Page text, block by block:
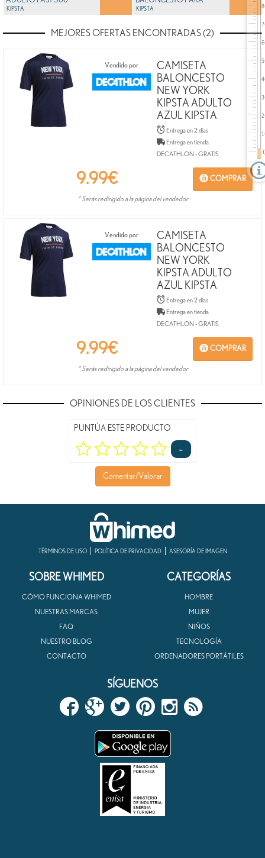
AZUL/BLANCO/ROJO
KIPSTA
ADULTO STRONG 300 II
KIPSTA
MEJORES OFERTAS ENCONTRADAS (2)
Vendido por
CAMISETA
BALONCESTO
NEW YORK
KIPSTA ADULTO
AZUL KIPSTA
Entrega en 2 días
Entrega en tienda
DECATHLON - GRATIS
COMPRAR
9.99€
* Serás redirigido a la página del vendedor
Vendido por
CAMISETA
BALONCESTO
NEW YORK
KIPSTA ADULTO
AZUL KIPSTA
Entrega en 2 días
Entrega en tienda
DECATHLON - GRATIS
COMPRAR
9.99€
* Serás redirigido a la página del vendedor
OPINIONES DE LOS CLIENTES
PUNTÚA ESTE PRODUCTO
-
Comentar/Valorar
TÉRMINOS DE USO POLÍTICA DE PRIVACIDAD ASESORÍA DE IMAGEN
SOBRE WHIMED
CÓMO FUNCIONA WHIMED
NUESTRAS MARCAS
FAQ
NUESTRO BLOG
CONTACTO
CATEGORÍAS
HOMBRE
MUJER
NIÑOS
TECNOLOGÍA
ORDENADORES PORTÁTILES
SÍGUENOS